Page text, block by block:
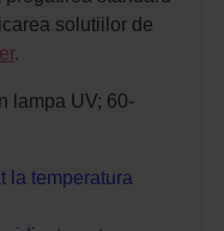
solutiilor de
.
lampa UV; 60-
la temperatura